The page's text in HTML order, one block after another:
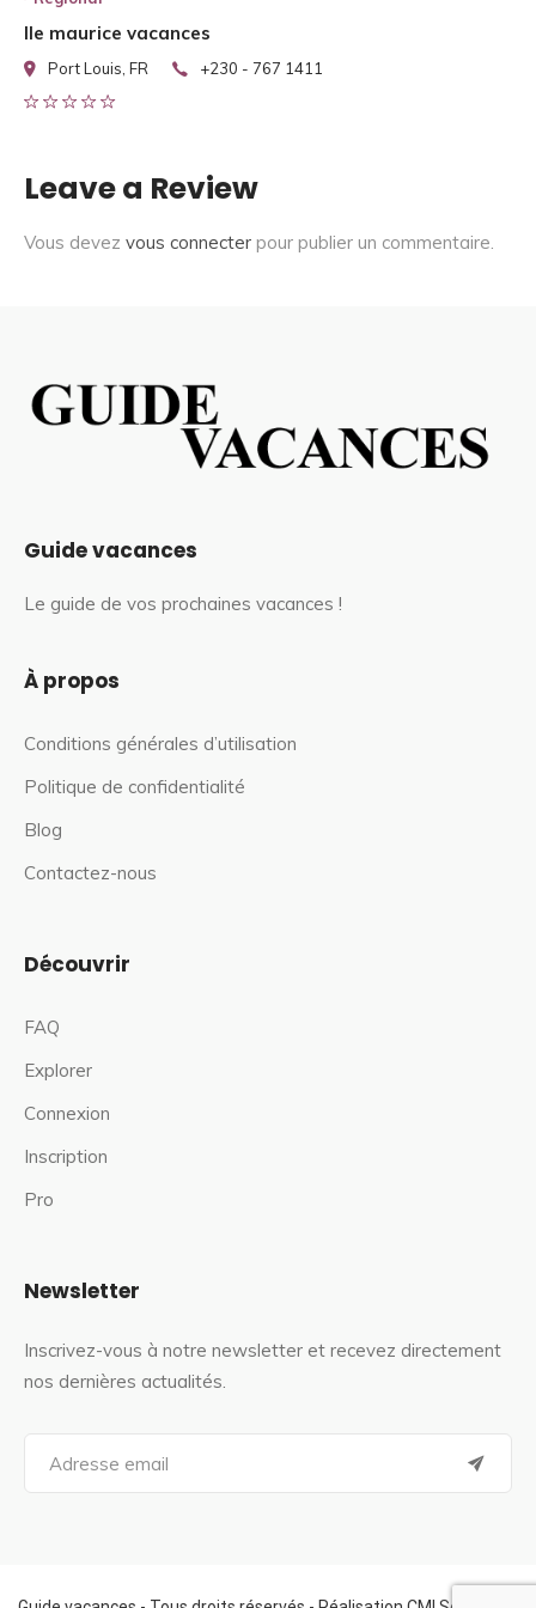
Ile maurice vacances
Port Louis, FR +230 - 767 1411
Leave a Review
Vous devez vous connecter pour publier un commentaire.
Guide vacances
Le guide de vos prochaines vacances !
À propos
Conditions générales d’utilisation
Politique de confidentialité
Blog
Contactez-nous
Découvrir
FAQ
Explorer
Connexion
Inscription
Pro
Newsletter
Inscrivez-vous à notre newsletter et recevez directement
nos dernières actualités.
a
f